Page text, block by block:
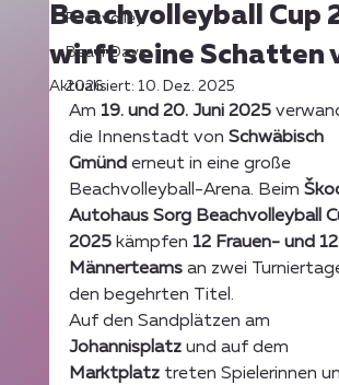
Footvolley
BeachDays
2026
Beachvolleyball Cup
wirft seine Schatten
Aktualisiert: 10. Dez. 2025
Am 19. und 20. Juni 2025
die Innenstadt von Schwäbisch
Gmünd erneut in eine große
Beachvolleyball-Arena. Beim
Autohaus Sorg Beachvolleyball
2025 kämpfen 12 Frauen- und 12
Männerteams an zwei
den begehrten Titel.
Auf den Sandplätzen am
Johannisplatz und auf dem
Marktplatz treten Spielerinnen